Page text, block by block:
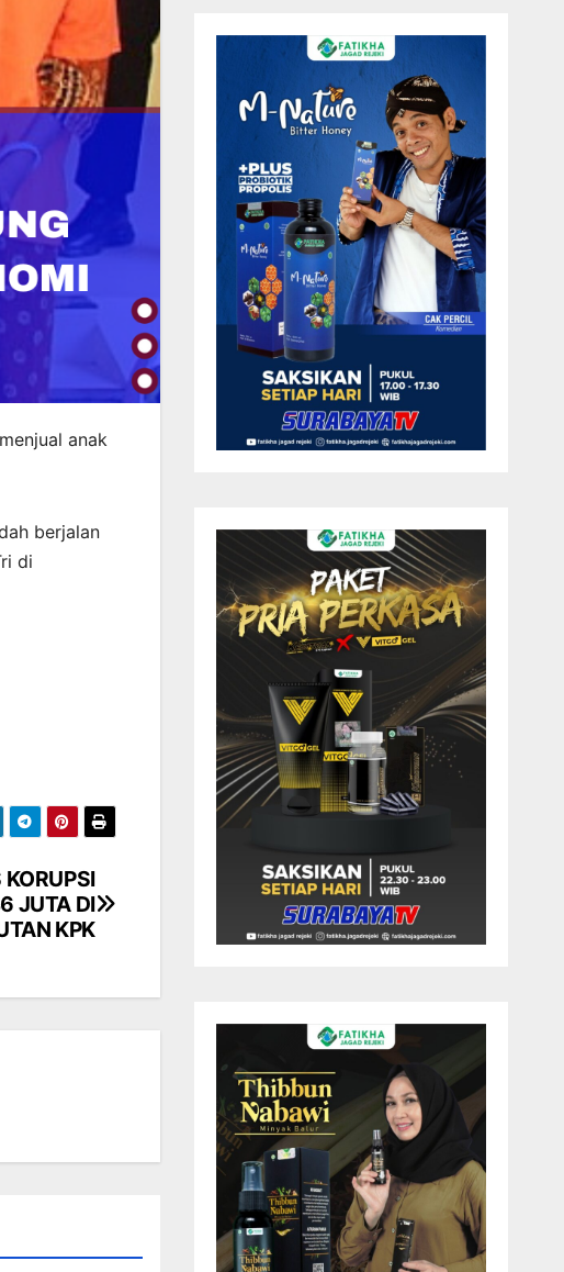
anak
berjalan
di
JUTA DI
KPK